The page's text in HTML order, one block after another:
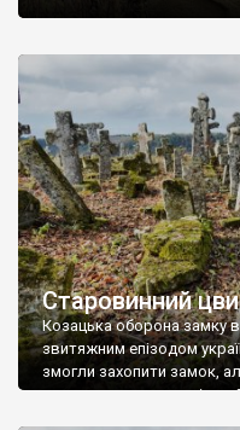
Старовинний
Козацька оборона замку в
звитяжним епізодом
змогли захопити замок,
поховали на цвинтарі,